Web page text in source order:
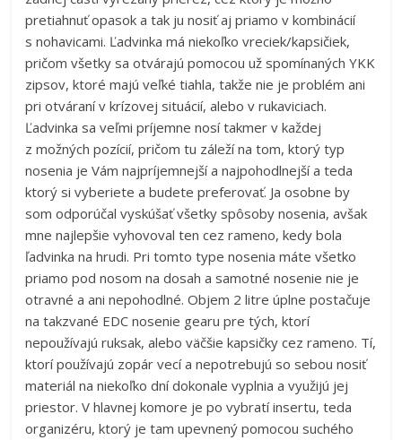
pretiahnuť opasok a tak ju nosiť aj priamo v kombinácií
s nohavicami. Ľadvinka má niekoľko vreciek/kapsičiek,
pričom všetky sa otvárajú pomocou už spomínaných YKK
zipsov, ktoré majú veľké tiahla, takže nie je problém ani
pri otváraní v krízovej situácií, alebo v rukaviciach.
Ľadvinka sa veľmi príjemne nosí takmer v každej
z možných pozícií, pričom tu záleží na tom, ktorý typ
nosenia je Vám najpríjemnejší a najpohodlnejší a teda
ktorý si vyberiete a budete preferovať. Ja osobne by
som odporúčal vyskúšať všetky spôsoby nosenia, avšak
mne najlepšie vyhovoval ten cez rameno, kedy bola
ľadvinka na hrudi. Pri tomto type nosenia máte všetko
priamo pod nosom na dosah a samotné nosenie nie je
otravné a ani nepohodlné. Objem 2 litre úplne postačuje
na takzvané EDC nosenie gearu pre tých, ktorí
nepoužívajú ruksak, alebo väčšie kapsičky cez rameno. Tí,
ktorí používajú zopár vecí a nepotrebujú so sebou nosiť
materiál na niekoľko dní dokonale vyplnia a využijú jej
priestor. V hlavnej komore je po vybratí insertu, teda
organizéru, ktorý je tam upevnený pomocou suchého